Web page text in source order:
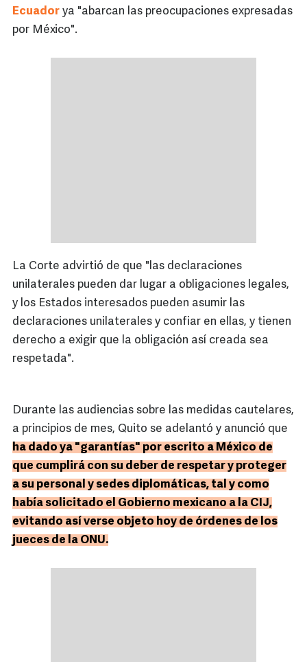
Ecuador ya "abarcan las preocupaciones expresadas
por México".
La Corte advirtió de que "las declaraciones
unilaterales pueden dar lugar a obligaciones legales,
y los Estados interesados pueden asumir las
declaraciones unilaterales y confiar en ellas, y tienen
derecho a exigir que la obligación así creada sea
respetada".
Durante las audiencias sobre las medidas cautelares,
a principios de mes, Quito se adelantó y anunció que
ha dado ya "garantías" por escrito a México de
que cumplirá con su deber de respetar y proteger
a su personal y sedes diplomáticas, tal y como
había solicitado el Gobierno mexicano a la CIJ,
evitando así verse objeto hoy de órdenes de los
jueces de la ONU.